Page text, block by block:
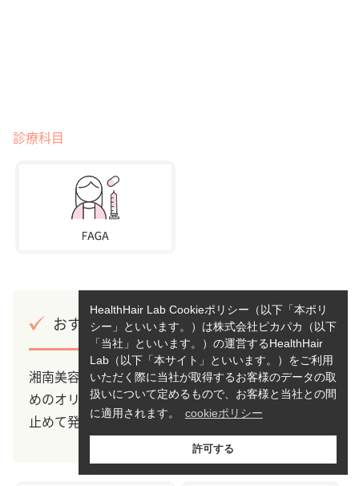
診療科目
おすすめポイント
湘南美容クリニックのFAGA治療の特徴は、女性のた
めのオリジナルの治療薬を用いて、抜け毛の進行を
止めて発毛しやすい環境に体を整えてくれます。
HealthHair Lab Cookieポリシー（以下「本ポリ
シー」といいます。）は株式会社ピカパカ（以下
「当社」といいます。）の運営するHealthHair
Lab（以下「本サイト」といいます。）をご利用
いただく際に当社が取得するお客様のデータの取
扱いについて定めるもので、お客様と当社との間
に適用されます。
cookieポリシー
許可する